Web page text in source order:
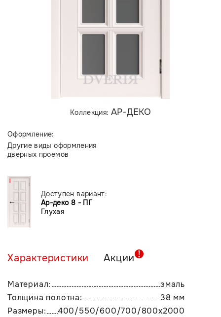
Коллекция: АР-ДЕКО
Оформление:
Другие виды оформления
дверных проемов
Доступен вариант:
Ар-деко 8 - ПГ
Глухая
Характеристики Акции
Материал:
эмаль
Толщина полотна:
38 мм
Размеры:
400/550/600/700/800х2000